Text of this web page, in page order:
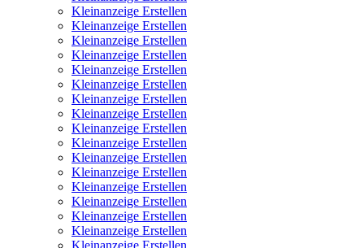
Kleinanzeige Erstellen
Kleinanzeige Erstellen
Kleinanzeige Erstellen
Kleinanzeige Erstellen
Kleinanzeige Erstellen
Kleinanzeige Erstellen
Kleinanzeige Erstellen
Kleinanzeige Erstellen
Kleinanzeige Erstellen
Kleinanzeige Erstellen
Kleinanzeige Erstellen
Kleinanzeige Erstellen
Kleinanzeige Erstellen
Kleinanzeige Erstellen
Kleinanzeige Erstellen
Kleinanzeige Erstellen
Kleinanzeige Erstellen